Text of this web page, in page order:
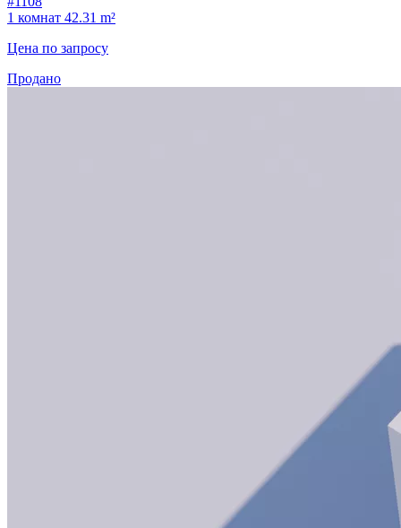
1 комнат 42.31 m²
Цена по запросу
Продано